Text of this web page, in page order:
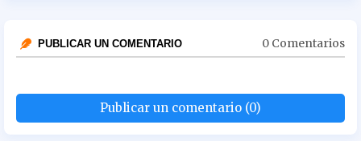
PUBLICAR UN COMENTARIO 0 Comentarios
Publicar un comentario (0)